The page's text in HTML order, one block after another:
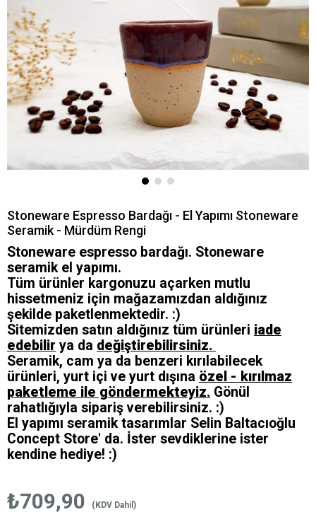
Stoneware Espresso Bardağı - El Yapımı Stoneware
Seramik - Mürdüm Rengi
Stoneware espresso bardağı. Stoneware
seramik el yapımı.
Tüm ürünler kargonuzu açarken mutlu
hissetmeniz için mağazamızdan aldığınız
şekilde paketlenmektedir. :)
Sitemizden satın aldığınız tüm ürünleri iade
edebilir ya da değiştirebilirsiniz.
Seramik, cam ya da benzeri kırılabilecek
ürünleri, yurt içi ve yurt dışına özel - kırılmaz
paketleme ile göndermekteyiz. Gönül
rahatlığıyla sipariş verebilirsiniz. :)
El yapımı seramik tasarımlar Selin Baltacıoğlu
Concept Store' da. İster sevdiklerine ister
kendine hediye! :)
₺709,90 (KDV Dahil)